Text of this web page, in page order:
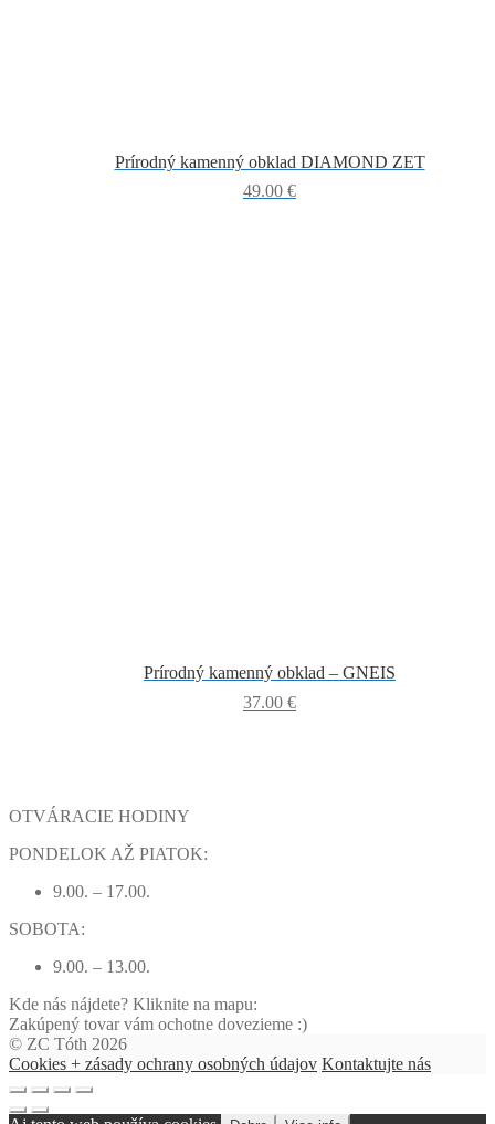
Prírodný kamenný obklad DIAMOND ZET
49.00 €
Prírodný kamenný obklad – GNEIS
37.00 €
OTVÁRACIE HODINY
PONDELOK AŽ PIATOK:
9.00. – 17.00.
SOBOTA:
9.00. – 13.00.
Kde nás nájdete? Kliknite na mapu:
Zakúpený tovar vám ochotne dovezieme :)
© ZC Tóth 2026
Cookies + zásady ochrany osobných údajov Kontaktujte nás